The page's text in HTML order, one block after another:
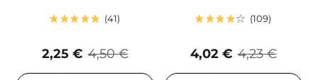
41
4,50 €
2,25 €
109
4,23 €
4,02 €